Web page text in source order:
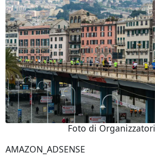
Foto di Organizzatori
AMAZON_ADSENSE